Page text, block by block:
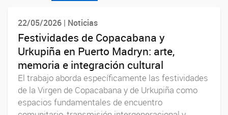
22/05/2026 | Noticias
Festividades de Copacabana y
Urkupiña en Puerto Madryn: arte,
memoria e integración cultural
El trabajo aborda específicamente las festividades
de la Virgen de Copacabana y de Urkupiña como
espacios fundamentales de encuentro